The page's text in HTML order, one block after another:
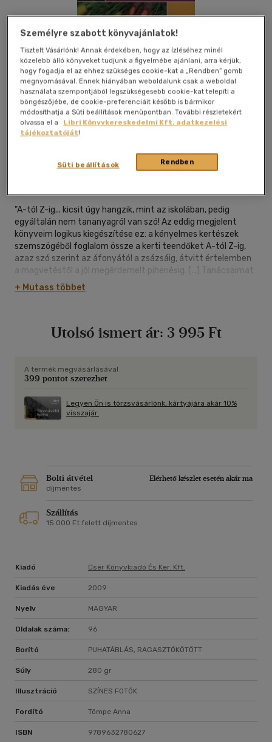
Kívánságlistához adom Megosztom
Cser Könyvkiadó És Ker. Kft. 2009|magyar nyelvű
"A-tól Z-ig... kicsit úgy hangzik, mint az iskolában, pedig
egyáltalán nem tananyagról van szó! Az eddig megjelent
könyveim logikus kiegészítése ez: a kényelmes kertészek
szemszögéből foglalom össze a kerti teendőket A-tól Z-ig,
azaz szó szerint az áfonyától a zsázsáig, átvitt értelemben
a magvetéstől a jól megérdemelt pihenésig. (...) Tanácsaimat
és magyarázataimat pedig feleségem, Ulli egészítette ki
konyhai ötletekkel, hogy a kerti örömök ne fejeződjenek be a
+ Mutass többet
Utolsó ismert ár: 3 995 Ft
A termék megvásárlásával
399 pontot szerezhet
Legyen Ön is törzsvásárlónk, kártyájára akár 10%
visszajár.
Bolti átvétel
Elérhető készlet esetén akár ma
díjmentes
Szállítás
15 000 Ft felett díjmentes
Kiadó Cser Könyvkiadó És Ker. Kft.
Kiadás éve 2009
Nyelv MAGYAR
Oldalak száma: 96
Borító PUHATÁBLÁS, RAGASZTÓKÖTÖTT
Súly 280 gr
Illusztráció SZÍNES FOTÓK
Fordító Tömpe Anna
ISBN 9789632780627
Személyre szabott könyvajánlatok!
Tisztelt Vásárlónk! Annak érdekében, hogy az ízléséhez minél
közelebb álló könyveket tudjunk a figyelmébe ajánlani, arra kérjük,
hogy fogadja el az ehhez szükséges cookie-kat a „Rendben” gomb
megnyomásával. Ennek hiányában weboldalunk csak a weboldal
használata szempontjából legszükségesebb cookie-kat telepíti a
böngészőjébe, de cookie-preferenciáit később is bármikor
módosíthatja a Süti beállítások menüpontban. További részletekért
olvassa el a
Libri Könyvkereskedelmi Kft. adatkezelési
tájékoztatóját!
Rendben
Süti beállítások